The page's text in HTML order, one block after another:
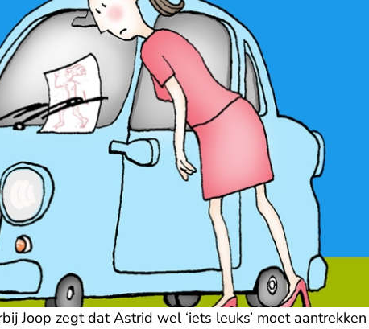
Joop zegt dat Astrid wel ‘iets leuks’ moet